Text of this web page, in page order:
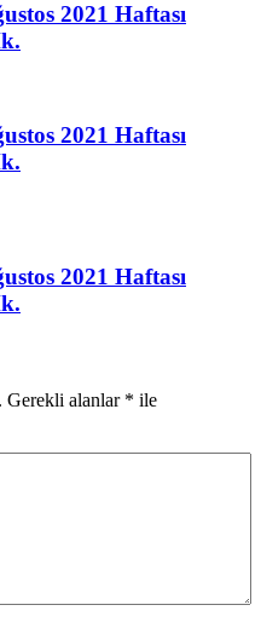
2021 Haftası
2021 Haftası
2021 Haftası
Gerekli alanlar * ile